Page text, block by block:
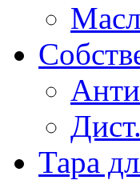
Тара